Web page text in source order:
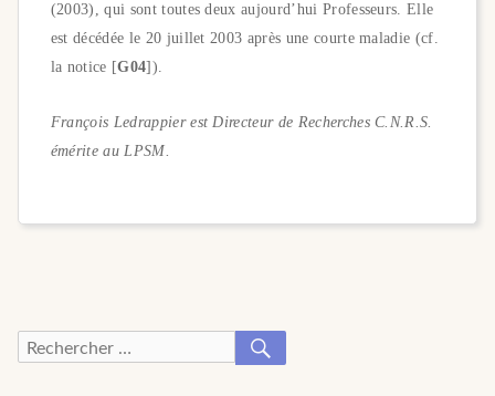
(2003), qui sont toutes deux aujourd’hui Professeurs. Elle
est décédée le 20 juillet 2003 après une courte maladie (cf.
la notice [G04]).
François Ledrappier est Directeur de Recherches C.N.R.S.
émérite au LPSM.
Recherche